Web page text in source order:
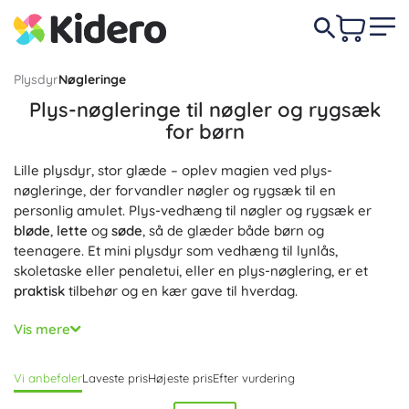
PlysdyrNøgleringe
Plys-nøgleringe til nøgler og rygsæk
for børn
Lille plysdyr, stor glæde – oplev magien ved plys-
nøgleringe, der forvandler nøgler og rygsæk til en
personlig amulet. Plys-vedhæng til nøgler og rygsæk er
bløde, lette og søde, så de glæder både børn og
teenagere. Et mini plysdyr som vedhæng til lynlås,
skoletaske eller penaletui, eller en plys-nøglering, er et
praktisk tilbehør og en kær gave til hverdag.
Vælg et vedhæng til nøgler, et vedhæng til rygsæk eller en
universel plys-nøglering med ring, karabinhage eller strop
jakke og penaletui. Kvalitetssyning og blød fyldning sikrer,
holdbarttil daglig brug og samtidig rart at
Vis mere
Vi anbefalerLaveste prisHøjeste prisEfter vurdering